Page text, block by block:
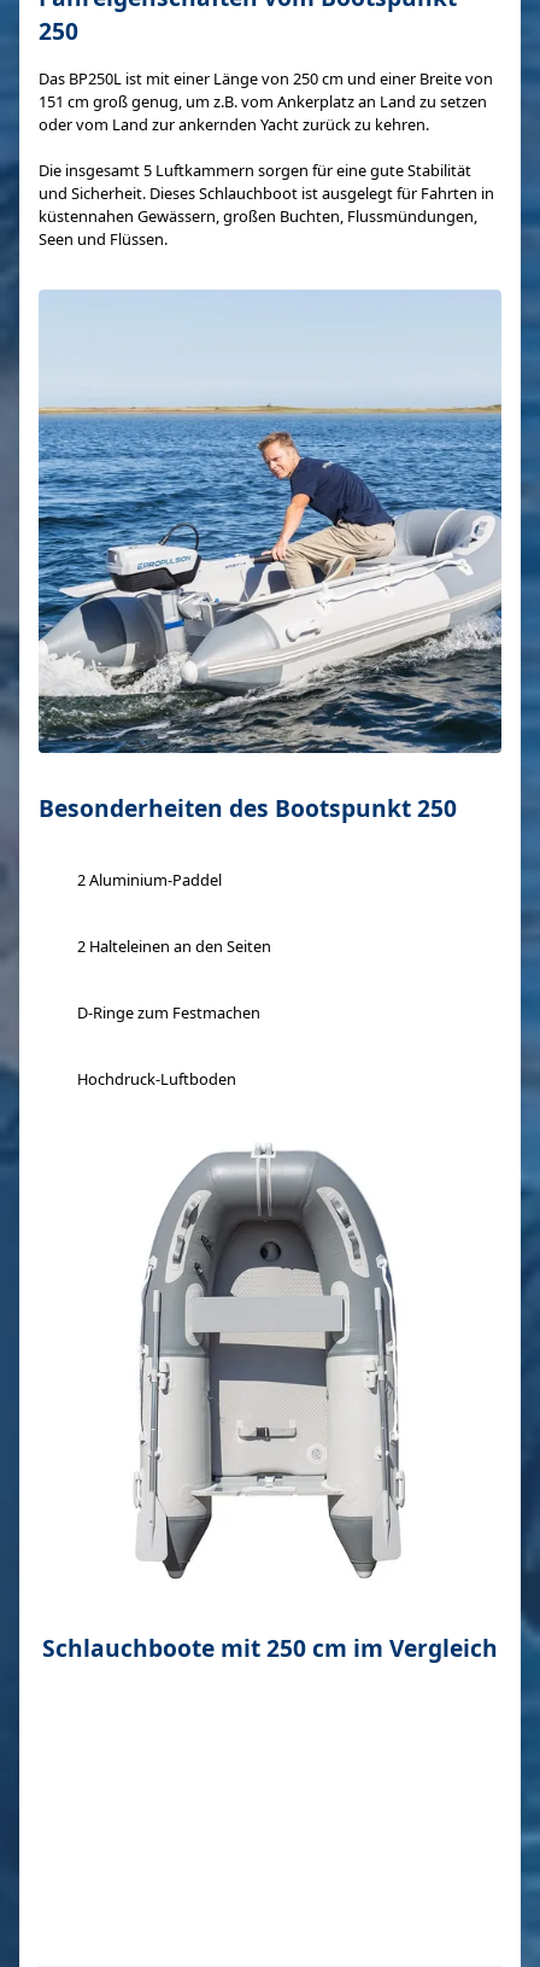
250
Das BP250L ist mit einer Länge von 250 cm und einer Breite von
151 cm groß genug, um z.B. vom Ankerplatz an Land zu setzen
oder vom Land zur ankernden Yacht zurück zu kehren.
Die insgesamt 5 Luftkammern sorgen für eine gute Stabilität
und Sicherheit. Dieses Schlauchboot ist ausgelegt für Fahrten in
küstennahen Gewässern, großen Buchten, Flussmündungen,
Seen und Flüssen.
Besonderheiten des Bootspunkt 250
2 Aluminium-Paddel
2 Halteleinen an den Seiten
D-Ringe zum Festmachen
Hochdruck-Luftboden
Schlauchboote mit 250 cm im Vergleich